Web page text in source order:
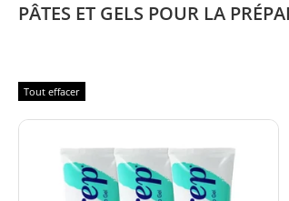
PÂTES ET GELS POUR LA
Tout effacer